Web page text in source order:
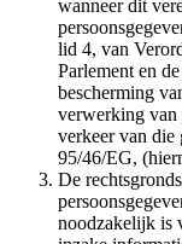
wanneer dit
lid 4, van
Parlement en
bescherming
verwerking van
verkeer van die
95/46/EG,
De
noodzakelijk is